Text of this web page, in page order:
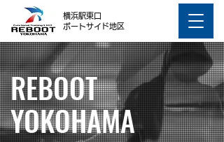
横浜駅東口
ポートサイド地区
REBOOT
YOKOHAMA